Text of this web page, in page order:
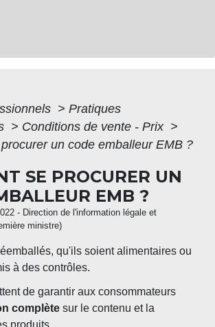
> Pratiques
> Conditions de vente - Prix >
un code emballeur EMB ?
SE PROCURER UN
EMB ?
- Direction de l'information légale et
ministre)
qu'ils soient alimentaires ou
à des contrôles.
de garantir aux consommateurs
complète sur le contenu et la